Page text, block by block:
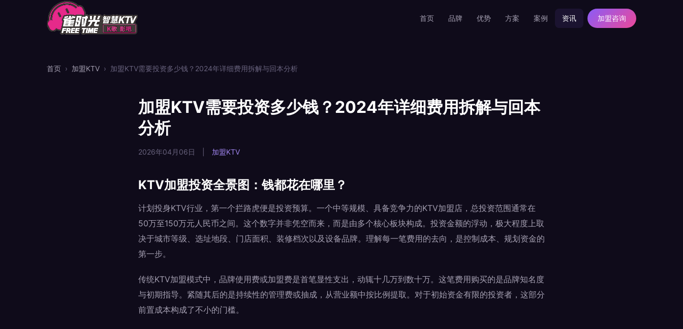
首页 品牌 优势 方案 案例 资讯 加盟咨询
首页 › 加盟KTV › 加盟KTV需要投资多少钱？2024年详细费用拆解与回本分析
加盟KTV需要投资多少钱？2024年详细费用拆解与回本
分析
2026年04月06日 加盟KTV
KTV加盟投资全景图：钱都花在哪里？
计划投身KTV行业，第一个拦路虎便是投资预算。一个中等规模、具备竞争力的KTV加盟店，总投资范围通常在
50万至150万元人民币之间。这个数字并非凭空而来，而是由多个核心板块构成。投资金额的浮动，极大程度上取
决于城市等级、选址地段、门店面积、装修档次以及设备品牌。理解每一笔费用的去向，是控制成本、规划资金的
第一步。
传统KTV加盟模式中，品牌使用费或加盟费是首笔显性支出，动辄十几万到数十万。这笔费用购买的是品牌知名度
与初期指导。紧随其后的是持续性的管理费或抽成，从营业额中按比例提取。对于初始资金有限的投资者，这部分
前置成本构成了不小的门槛。